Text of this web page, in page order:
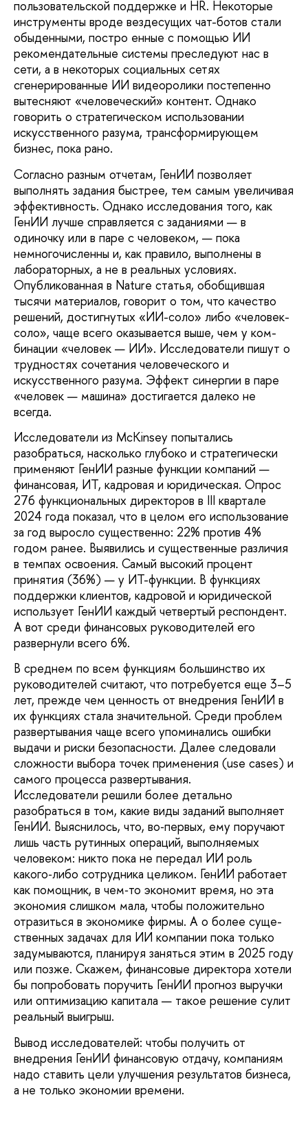
пользовательской поддержке и HR. Некоторые
инструменты вроде везде­сущих чат-ботов стали
обыденными, постро­ енные с помощью ИИ
рекомендательные системы преследуют нас в
сети, а в некоторых социальных сетях
сгенерированные ИИ ви­деоролики постепенно
вытесняют «человече­ский» контент. Однако
говорить о стратегиче­ском использовании
искусственного разума, трансформирующем
бизнес, пока рано.
Согласно разным отчетам, ГенИИ по­зволяет
выполнять задания быстрее, тем самым увеличивая
эффективность. Однако исследования того, как
ГенИИ лучше справ­ляется с заданиями — в
одиночку или в паре с человеком, — пока
немногочисленны и, как правило, выполнены в
лабораторных, а не в реальных условиях.
Опубликованная в Nature статья, обобщившая
тысячи матери­алов, говорит о том, что качество
решений, достигнутых «ИИ-соло» либо «человек-
соло», чаще всего оказывается выше, чем у ком­
бинации «человек — ИИ». Исследователи пишут о
трудностях сочетания человеческого и
искусственного разума. Эффект синергии в паре
«человек — машина» достигается далеко не
всегда.
Исследователи из McKinsey попытались
разобраться, насколько глубоко и стратеги­чески
применяют ГенИИ разные функции компаний —
финансовая, ИТ, кадровая и юридическая. Опрос
276 функциональных директоров в III квартале
2024 года пока­зал, что в целом его использование
за год выросло существенно: 22% против 4%
годом ранее. Выявились и существенные различия
в темпах освоения. Самый высокий процент
принятия (36%) — у ИТ-функции. В функциях
поддержки клиентов, кадровой и юридиче­ской
использует ГенИИ каждый четвертый респондент.
А вот среди финансовых руково­дителей его
развернули всего 6%.
В среднем по всем функциям большин­ство их
руководителей считают, что потре­буется еще 3–5
лет, прежде чем ценность от внедрения ГенИИ в
их функциях стала значительной. Среди проблем
развертыва­ния чаще всего упоминались ошибки
выдачи и риски безопасности. Далее следовали
сложности выбора точек применения (use cases) и
самого процесса развертывания.
Исследователи решили более детально
разобраться в том, какие виды заданий вы­полняет
ГенИИ. Выяснилось, что, во‑первых, ему поручают
лишь часть рутинных опера­ций, выполняемых
человеком: никто пока не передал ИИ роль
какого‑либо сотрудника целиком. ГенИИ работает
как помощник, в чем‑то экономит время, но эта
экономия слишком мала, чтобы положительно
отраз­иться в экономике фирмы. А о более суще­
ственных задачах для ИИ компании пока только
задумываются, планируя заняться этим в 2025 году
или позже. Скажем, фи­нансовые директора хотели
бы попробовать поручить ГенИИ прогноз выручки
или опти­мизацию капитала — такое решение сулит
реальный выигрыш.
Вывод исследователей: чтобы получить от
внедрения ГенИИ финансовую отдачу, компа­ниям
надо ставить цели улучшения результа­тов бизнеса,
а не только экономии времени.